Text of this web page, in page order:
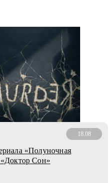
18.08
«Полуночная
Сон»